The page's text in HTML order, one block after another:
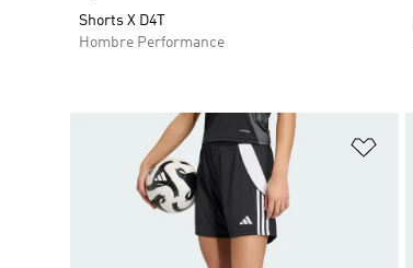
Shorts X D4T
Hombre Performance